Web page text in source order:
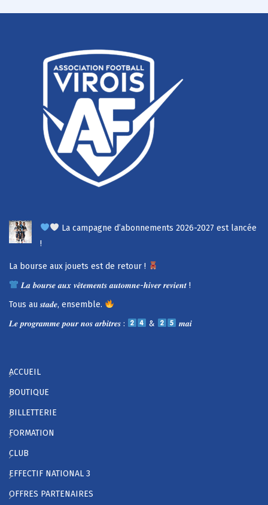
La campagne d’abonnements 2026-2027 est lancée
!
La bourse aux jouets est de retour !
𝑳𝒂 𝒃𝒐𝒖𝒓𝒔𝒆 𝒂𝒖𝒙 𝒗𝒆̂𝒕𝒆𝒎𝒆𝒏𝒕𝒔 𝒂𝒖𝒕𝒐𝒎𝒏𝒆-𝒉𝒊𝒗𝒆𝒓 𝒓𝒆𝒗𝒊𝒆𝒏𝒕 !
Tous au 𝒔𝒕𝒂𝒅𝒆, ensemble.
𝑳𝒆 𝒑𝒓𝒐𝒈𝒓𝒂𝒎𝒎𝒆 𝒑𝒐𝒖𝒓 𝒏𝒐𝒔 𝒂𝒓𝒃𝒊𝒕𝒓𝒆𝒔 :
& 𝒎𝒂𝒊
ACCUEIL
BOUTIQUE
BILLETTERIE
FORMATION
CLUB
EFFECTIF NATIONAL 3
OFFRES PARTENAIRES